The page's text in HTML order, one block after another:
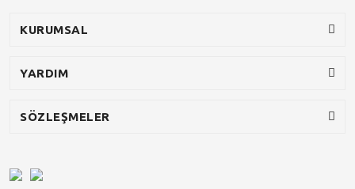
KURUMSAL
YARDIM
SÖZLEŞMELER